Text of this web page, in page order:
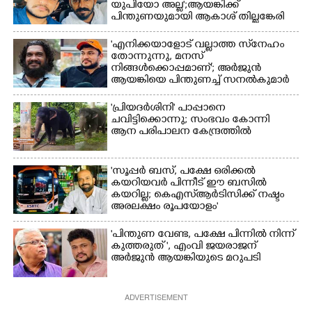
നായകൾ.
യുപിയോ അല്ല';ആയങ്കിക്ക്
പിന്തുണയുമായി ആകാശ് തില്ലങ്കേരി
'എനിക്കയാളോട് വല്ലാത്ത സ്‌നേഹം
തോന്നുന്നു, മനസ്
നിങ്ങൾക്കൊപ്പമാണ്'; അർജുൻ
ആയങ്കിയെ പിന്തുണച്ച് സനൽകുമാർ
'പ്രിയദർശിനി' പാപ്പാനെ
ചവിട്ടിക്കൊന്നു; സംഭവം കോന്നി
ആന പരിപാലന കേന്ദ്രത്തിൽ
'സൂപ്പർ ബസ്, പക്ഷേ ഒരിക്കൽ
കയറിയവർ പിന്നീട് ഈ ബസിൽ
കയറില്ല; കെഎസ്ആർടിസിക്ക് നഷ്ടം
അരലക്ഷം രൂപയോളം'
"പിന്തുണ വേണ്ട,​ പക്ഷേ പിന്നിൽ നിന്ന്
കുത്തരുത് ", എംവി ജയരാജന്
അർജുൻ ആയങ്കിയുടെ മറുപടി
ADVERTISEMENT